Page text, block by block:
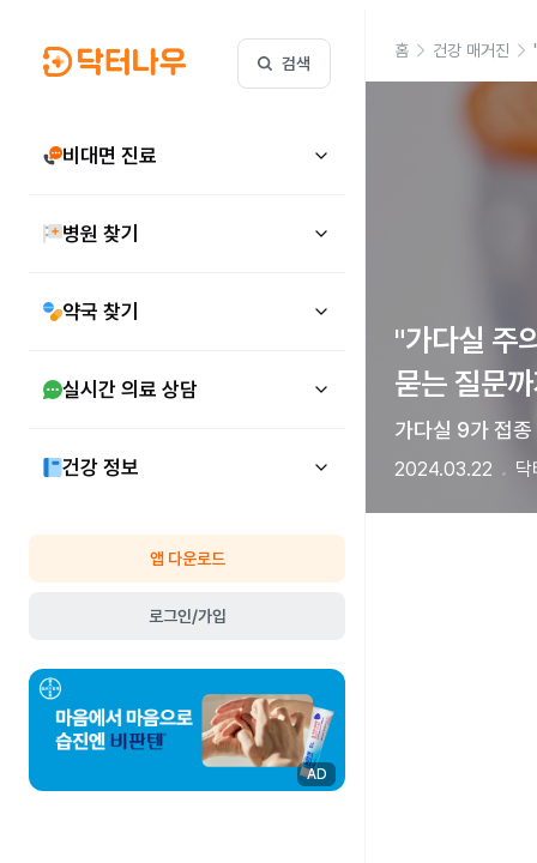
검색
비대면 진료
병원 찾기
약국 찾기
실시간 의료 상담
건강 정보
앱 다운로드
로그인/가입
AD
홈 건강 매거진
"가다실 주
묻는 질문
가다실 9가 접
2024.03.22